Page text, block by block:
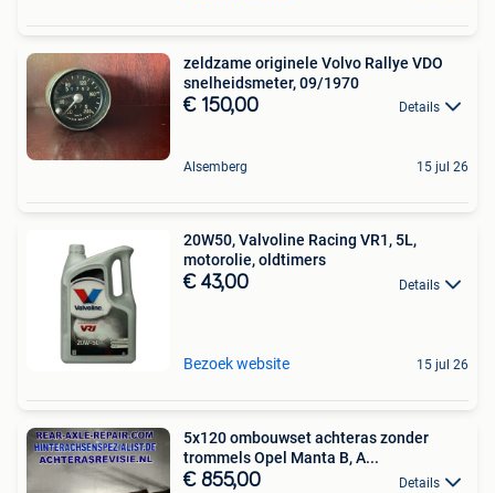
zeldzame originele Volvo Rallye VDO
snelheidsmeter, 09/1970
€ 150,00 Details
Alsemberg 15 jul 26
20W50, Valvoline Racing VR1, 5L,
motorolie, oldtimers
€ 43,00 Details
Bezoek website 15 jul 26
5x120 ombouwset achteras zonder
trommels Opel Manta B, A...
€ 855,00 Details